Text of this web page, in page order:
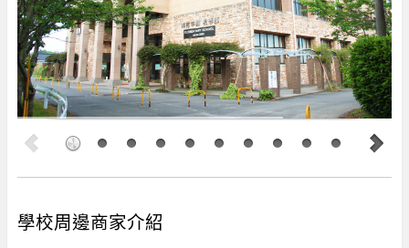
學校周邊商家介紹